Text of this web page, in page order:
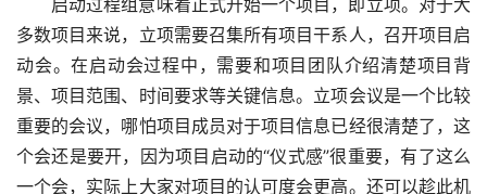
多数项目来说，立项需要召集所有项目干系人，召开项目启
动会。在启动会过程中，需要和项目团队介绍清楚项目背
景、项目范围、时间要求等关键信息。立项会议是一个比较
重要的会议，哪怕项目成员对于项目信息已经很清楚了，这
个会还是要开，因为项目启动的“仪式感”很重要，有了这么
一个会，实际上大家对项目的认可度会更高。还可以趁此机